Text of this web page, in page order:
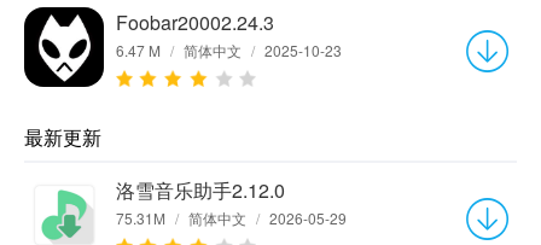
Foobar20002.24.3
6.47 M / 简体中文 / 2025-10-23
最新更新
洛雪音乐助手2.12.0
75.31M / 简体中文 / 2026-05-29